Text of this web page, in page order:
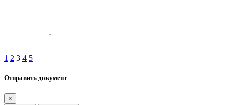
1 2 3 4 5
Отправить документ
×